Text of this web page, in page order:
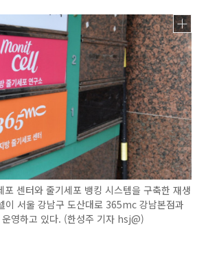
센터와 줄기세포 뱅킹 시스템을 구축한 재생
이 서울 강남구 도산대로 365mc 강남본점과
영하고 있다. (한성주 기자 hsj@)